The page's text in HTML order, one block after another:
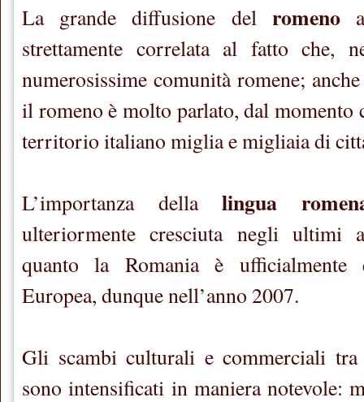
La grande diffusione del romeno
strettamente correlata al fatto che,
numerosissime comunità romene;
il romeno è molto parlato, dal momento
territorio italiano miglia e migliaia di
L’importanza dellalingua
ulteriormente cresciuta negli ultimi
quanto la Romania è ufficialmente
Europea, dunque nell’anno 2007.
Gli scambi culturali e commerciali
sono intensificati in maniera notevole: